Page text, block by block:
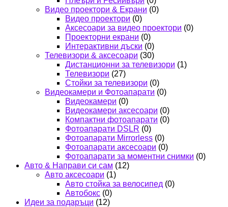
Видео проектори & Екрани (0)
Видео проектори (0)
Аксесоари за видео проектори (0)
Проекторни екрани (0)
Интерактивни дъски (0)
Телевизори & аксесоари (30)
Дистанционни за телевизори (1)
Телевизори (27)
Стойки за телевизори (0)
Видеокамери и Фотоапарати (0)
Видеокамери (0)
Видеокамери аксесоари (0)
Компактни фотоапарати (0)
Фотоапарати DSLR (0)
Фотоапарати Mirrorless (0)
Фотоапарати аксесоари (0)
Фотоапарати за моментни снимки (0)
Авто & Направи си сам (12)
Авто аксесоари (1)
Авто стойка за велосипед (0)
Автобокс (0)
Идеи за подаръци (12)